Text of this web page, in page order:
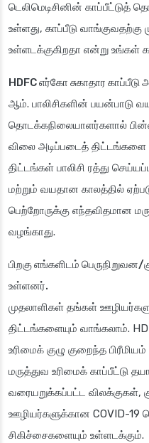
டெலிமெடிசினின் காப்பீட்டுத்
உள்ளது, காப்பீடு
உள்ளடக்குகிறதா என்று உங்கள்
HDFC எர்கோ சுகாதார
ஆம். பாலிசிகளின் பயன்பாடு
தொடக்கநிலையாளர்களால்
விலை அடிப்படைத் திட்டங்களை
திட்டங்கள் பாலிசி ரத்து
மற்றும் வயதான காலத்தில்
பெற்றோருக்கு எந்தவிதமான
வழங்காது.
பிறகு எங்களிடம் பெருநிறுவன/
உள்ளனர்.
முதலாளிகள் தங்கள்
திட்டங்களையும் வாங்கலாம்.
உரிமைக் குழு குறைந்த
மருத்துவ உரிமைக் காப்பீட்டு
வரையறுக்கப்பட்ட விலக்குகள்,
ஊழியர்களுக்கான COVID-
சிகிச்சைகளையும் உள்ளடக்கும்.